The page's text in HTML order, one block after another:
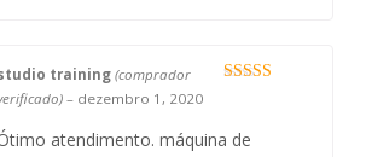
training (comprador
– dezembro 1, 2020
atendimento. máquina de